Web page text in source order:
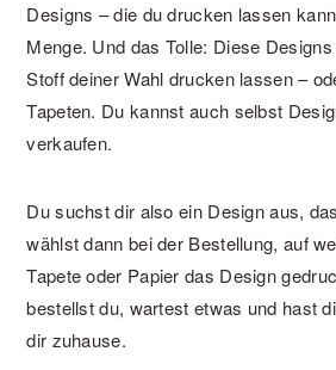
Designs – die du drucken lassen
Menge. Und das Tolle: Diese
Stoff deiner Wahl drucken lassen –
Tapeten. Du kannst auch selbst
verkaufen.
Du suchst dir also ein Design aus,
wählst dann bei der Bestellung, auf
Tapete oder Papier das Design
bestellst du, wartest etwas und hast
dir zuhause.